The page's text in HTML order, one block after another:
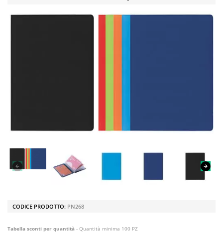
CODICE PRODOTTO: PN268
Tabella sconti per quantità - Quantità minima 100 PZ